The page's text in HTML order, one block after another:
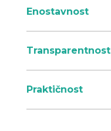
Enostavnost
Transparentnost
Praktičnost